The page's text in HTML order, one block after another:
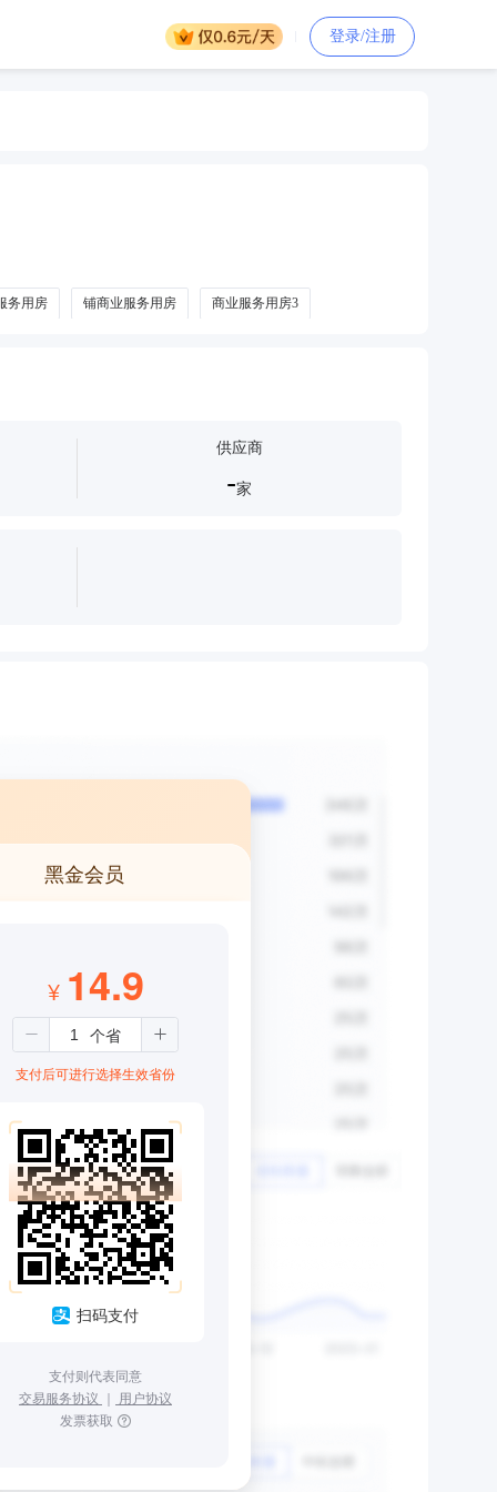
登录/注册
务用房 铺商业服务用房 商业服务用房3
供应商
-家
黑金会员
¥ 14.9
支付后可进行选择生效省份
扫码支付
支付则代表同意
交易服务协议 ｜ 用户协议
发票获取